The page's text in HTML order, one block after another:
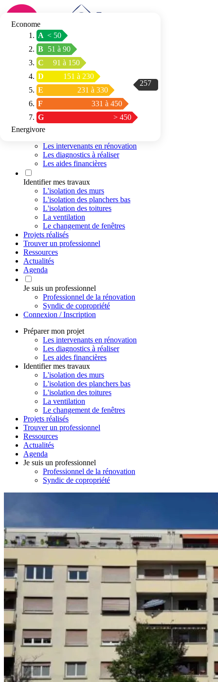
Connexion / Inscription
Trouver mon
espace conseil
Les intervenants en rénovation
Les diagnostics à réaliser
Les aides financières
Identifier mes travaux
L'isolation des murs
L'isolation des planchers bas
L'isolation des toitures
La ventilation
Le changement de fenêtres
Projets réalisés
Trouver un professionnel
Ressources
Actualités
Agenda
Je suis un professionnel
Professionnel de la rénovation
Syndic de copropriété
Connexion / Inscription
Préparer mon projet
Les intervenants en rénovation
Les diagnostics à réaliser
Les aides financières
Identifier mes travaux
L'isolation des murs
L'isolation des planchers bas
L'isolation des toitures
La ventilation
Le changement de fenêtres
Projets réalisés
Trouver un professionnel
Ressources
Actualités
Agenda
Je suis un professionnel
Professionnel de la rénovation
Syndic de copropriété
Econome
A < 50
B 51 à 90
C
91 à 150
D
151 à 230
E
231 à 330
F
331 à 450
G
> 450
257
Energivore